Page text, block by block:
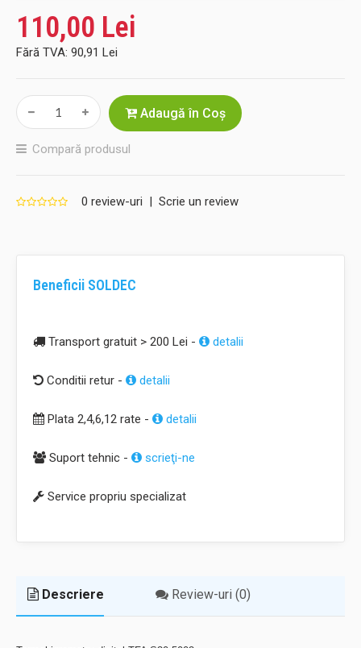
110,00 Lei
Fără TVA: 90,91 Lei
Adaugă în Coş
Compară produsul
0 review-uri | Scrie un review
Beneficii SOLDEC
Transport gratuit > 200 Lei - detalii
Conditii retur - detalii
Plata 2,4,6,12 rate - detalii
Suport tehnic - scrieţi-ne
Service propriu specializat
Descriere Review-uri (0)